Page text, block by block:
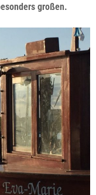
großen.